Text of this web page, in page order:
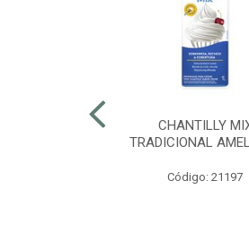
CHANTILLY
TRADICIONAL
Código: 21197